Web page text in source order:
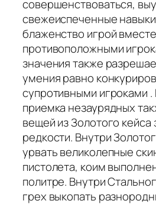
совершенствоваться,
свежеиспеченные
блаженство игрой
противоположными
значения также
умения равно
супротивными игроками
приемка незаурядных
вещей из Золотого кейса
редкости. Внутри
урвать великолепные
пистолета, коим
политре. Внутри
грех выкопать